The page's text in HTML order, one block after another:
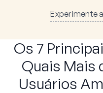
Experimente
Os 7
Quais Mais
Usuários